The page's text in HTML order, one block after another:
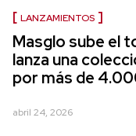
LANZAMIENTOS
Masglo sube el
lanza una
por más de
abril 24, 2026